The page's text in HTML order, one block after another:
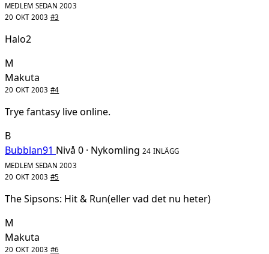
MEDLEM SEDAN 2003
20 OKT 2003 #3
Halo2
M
Makuta
20 OKT 2003 #4
Trye fantasy live online.
B
Bubblan91 Nivå 0 · Nykomling 24 INLÄGG
MEDLEM SEDAN 2003
20 OKT 2003 #5
The Sipsons: Hit & Run(eller vad det nu heter)
M
Makuta
20 OKT 2003 #6